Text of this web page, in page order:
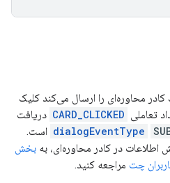
محاوره‌ای را ارسال می‌کند کلیک
تعاملی CARD_CLICKED دریافت
dialogEventType است.
در کادر محاوره‌ای، به بخش
چت مراجعه کنید.